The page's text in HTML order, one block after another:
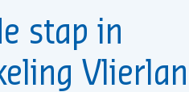
stap in